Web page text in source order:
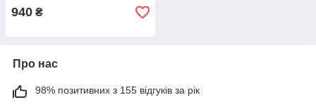
940 ₴
Про нас
98% позитивних з 155 відгуків за рік